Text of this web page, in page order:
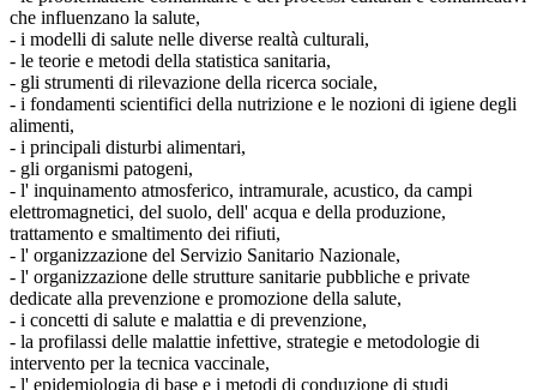
che influenzano la salute,
- i modelli di salute nelle diverse realtà culturali,
- le teorie e metodi della statistica sanitaria,
- gli strumenti di rilevazione della ricerca sociale,
- i fondamenti scientifici della nutrizione e le nozioni di igiene degli
alimenti,
- i principali disturbi alimentari,
- gli organismi patogeni,
- l' inquinamento atmosferico, intramurale, acustico, da campi
elettromagnetici, del suolo, dell' acqua e della produzione,
trattamento e smaltimento dei rifiuti,
- l' organizzazione del Servizio Sanitario Nazionale,
- l' organizzazione delle strutture sanitarie pubbliche e private
dedicate alla prevenzione e promozione della salute,
- i concetti di salute e malattia e di prevenzione,
- la profilassi delle malattie infettive, strategie e metodologie di
intervento per la tecnica vaccinale,
- l' epidemiologia di base e i metodi di conduzione di studi